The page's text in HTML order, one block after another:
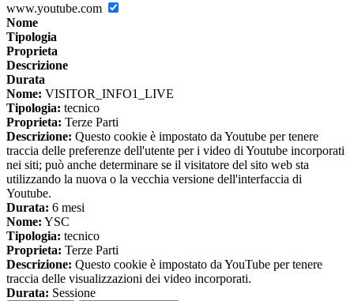
www.youtube.com
Nome
Tipologia
Proprieta
Descrizione
Durata
Nome: VISITOR_INFO1_LIVE
Tipologia: tecnico
Proprieta: Terze Parti
Descrizione: Questo cookie è impostato da Youtube per tenere
traccia delle preferenze dell'utente per i video di Youtube incorporati
nei siti; può anche determinare se il visitatore del sito web sta
utilizzando la nuova o la vecchia versione dell'interfaccia di
Youtube.
Durata: 6 mesi
Nome: YSC
Tipologia: tecnico
Proprieta: Terze Parti
Descrizione: Questo cookie è impostato da YouTube per tenere
traccia delle visualizzazioni dei video incorporati.
Durata: Sessione